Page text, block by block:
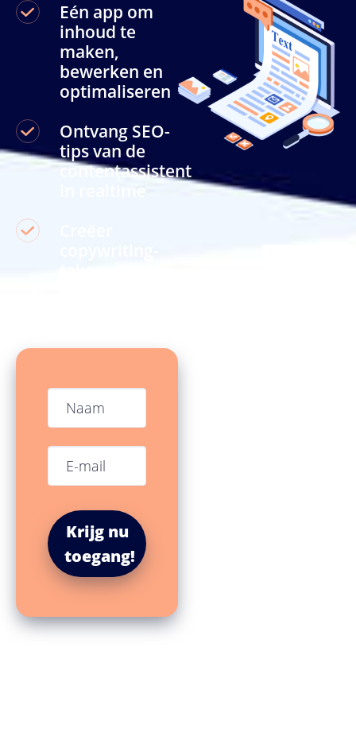
Eén app om
inhoud te
maken,
bewerken en
optimaliseren
Ontvang SEO-
tips van de
contentassistent